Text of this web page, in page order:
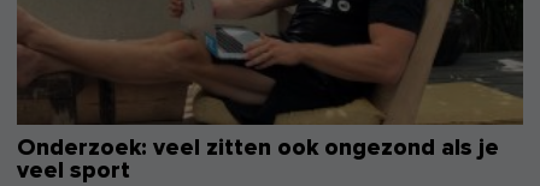
Onderzoek: veel zitten ook ongezond als je
veel sport